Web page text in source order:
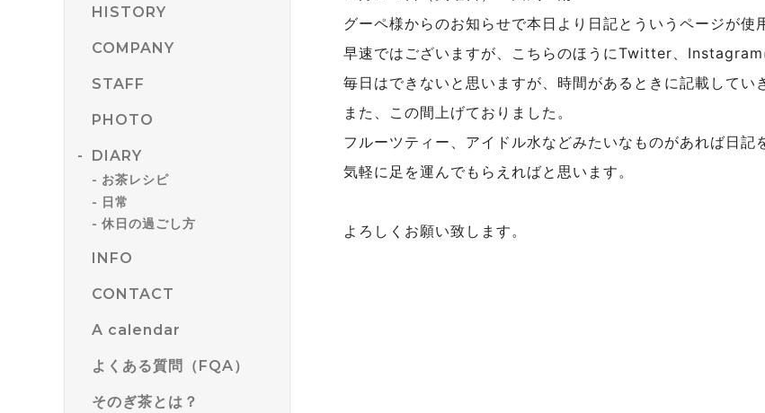
HISTORY
COMPANY
STAFF
PHOTO
DIARY
お茶レシピ
日常
休日の過ごし方
INFO
CONTACT
A calendar
よくある質問（FQA）
そのぎ茶とは？
グーペ様からのお知らせで本日より日記とういうページが使
早速ではございますが、こちらのほうにTwitter、Instagram
毎日はできないと思いますが、時間があるときに記載してい
また、この間上げておりました。
フルーツティー、アイドル水などみたいなものがあれば日記
気軽に足を運んでもらえればと思います。
よろしくお願い致します。